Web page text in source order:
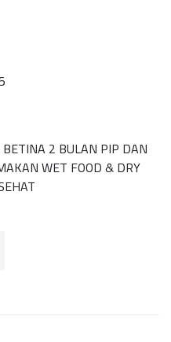
2 BULAN PIP DAN
WET FOOD & DRY